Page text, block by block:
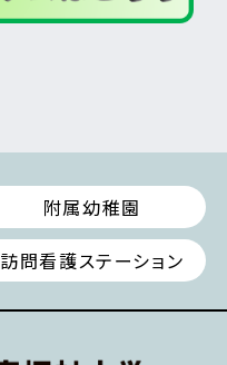
附属幼稚園
訪問看護ステーション